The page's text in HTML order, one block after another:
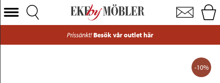
Samvaro lounge soffbord aluminium beige och glas beige 140x70
Välj Kategori
Prissänkt! Besök vår outlet här
-10%